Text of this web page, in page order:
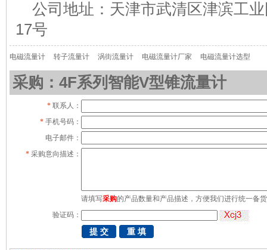
公司地址：天津市武清区津滨工
17号
电磁流量计 转子流量计 涡街流量计 电磁流量计厂家 电磁流量计选型
采购：4F系列智能V型锥流量计
* 联系人：
* 手机号码：
电子邮件：
* 采购意向描述：
请填写采购的产品数量和产品描述，方便我们进行统一备
验证码：